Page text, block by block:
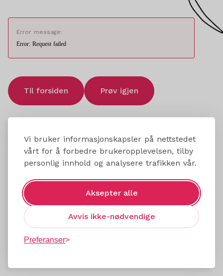
Vi bruker informasjonskapsler på nettstedet
vårt for å forbedre brukeropplevelsen, tilby
personlig innhold og analysere trafikken vår.
Aksepter alle
Avvis ikke-nødvendige
Preferanser
Error message:
Error: Request failed
Til forsiden Prøv igjen